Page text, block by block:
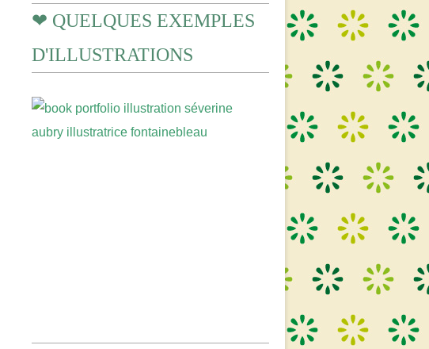
❤ QUELQUES EXEMPLES
D'ILLUSTRATIONS